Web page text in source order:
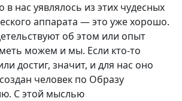
в нас уявлялось из этих чудесных
аппарата — это уже хорошо.
об этом или опыт
можем и мы. Если кто-то
достиг, значит, и для нас оно
человек по Образу
С этой мыслью